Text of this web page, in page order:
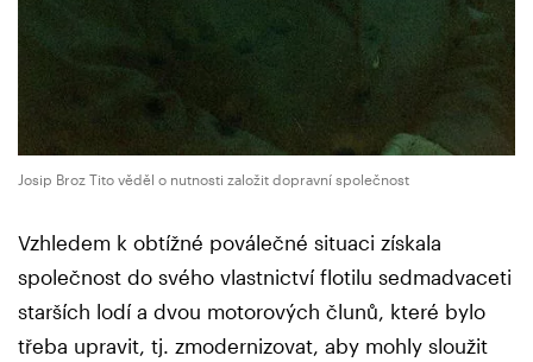
Josip Broz Tito věděl o nutnosti založit dopravní společnost
Vzhledem k obtížné poválečné situaci získala
společnost do svého vlastnictví flotilu sedmadvaceti
starších lodí a dvou motorových člunů, které bylo
třeba upravit, tj. zmodernizovat, aby mohly sloužit